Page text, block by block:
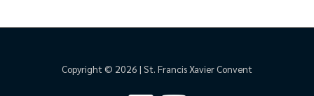
Copyright © 2026 | St. Francis Xavier Convent